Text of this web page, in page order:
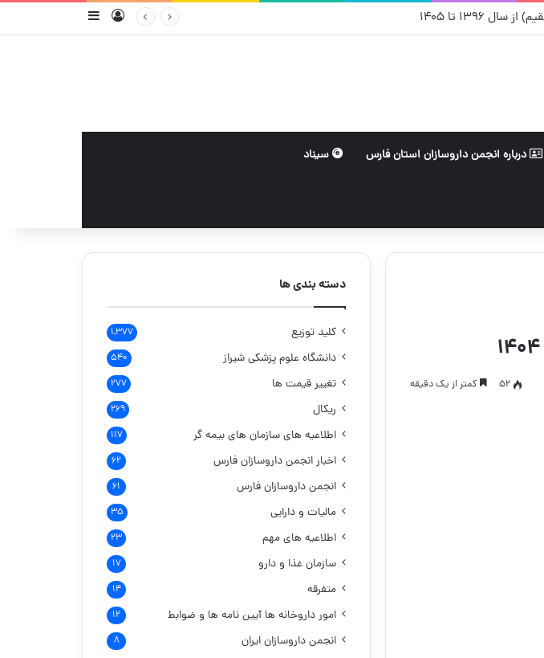
ورودسایدبار
درباره انجمن داروسازان استان فارس سیناد
52 کمتر از یک دقیقه
دسته بندی ها
کلید توزیع ۱,۳۷۷
دانشگاه علوم پزشکی شیراز ۵۴۰
تغییر قیمت ها ۲۷۷
ریکال ۲۶۹
اطلاعیه های سازمان های بیمه گر ۱۱۷
اخبار انجمن داروسازان فارس ۶۲
انجمن داروسازان فارس ۶۱
مالیات و دارایی ۳۵
اطلاعیه های مهم ۲۳
سازمان غذا و دارو ۱۷
متفرقه ۱۴
امور داروخانه هاآیین نامه ها و ضوابط ۱۲
انجمن داروسازان ایران ۸